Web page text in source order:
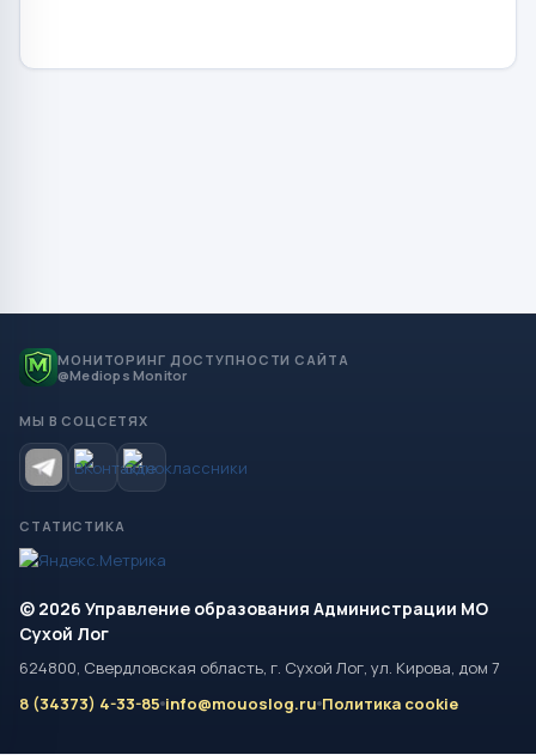
МОНИТОРИНГ ДОСТУПНОСТИ САЙТА
@Mediops Monitor
МЫ В СОЦСЕТЯХ
СТАТИСТИКА
© 2026 Управление образования Администрации МО
Сухой Лог
624800, Свердловская область, г. Сухой Лог, ул. Кирова, дом 7
8 (34373) 4-33-85 info@mouoslog.ru Политика cookie